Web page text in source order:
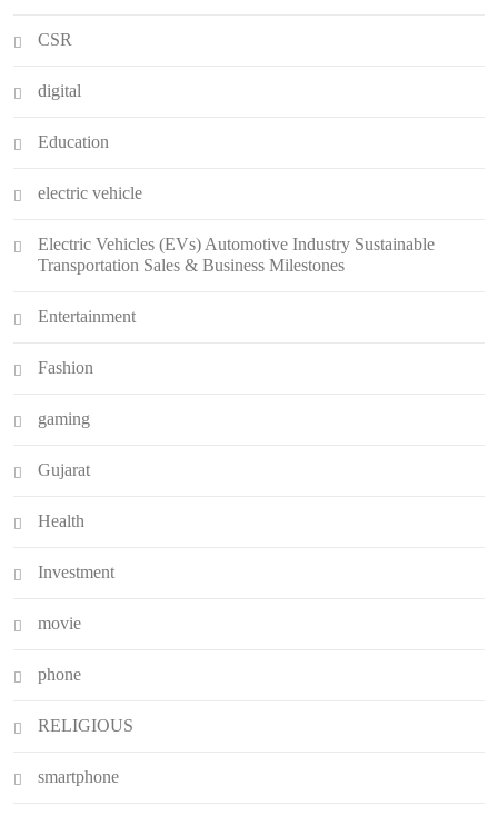
CSR
digital
Education
electric vehicle
Electric Vehicles (EVs) Automotive Industry Sustainable
Transportation Sales & Business Milestones
Entertainment
Fashion
gaming
Gujarat
Health
Investment
movie
phone
RELIGIOUS
smartphone